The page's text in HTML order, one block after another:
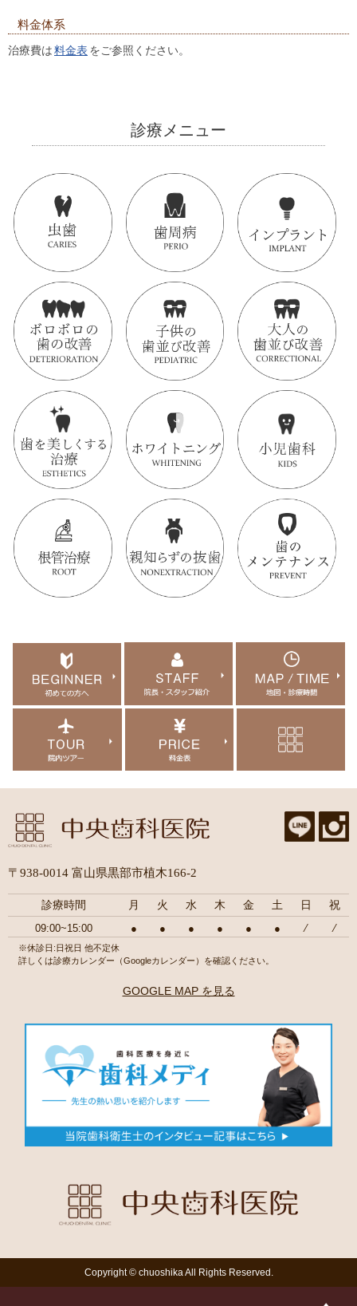
料金体系
治療費は料金表 をご参照ください。
診療メニュー
〒938-0014 富山県黒部市植木166-2
診療時間 月 火 水 木 金 土 日 祝
09:00~15:00 ● ● ● ● ● ● ⁄ ⁄
※休診日:日祝日 他不定休
詳しくは診療カレンダー（Googleカレンダー）を確認ください。
GOOGLE MAP を見る
Copyright © chuoshika All Rights Reserved.